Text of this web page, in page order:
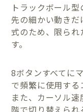
トラックボール
先の細かい動き
式のため、限られ
す。
8ボタンすべてに
で頻繁に使用する
また、カーソル
階で切り替えら